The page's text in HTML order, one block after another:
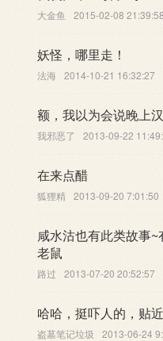
大金鱼 2015-02-08 21:39:58
妖怪，哪里走！
法海 2014-10-21 16:32:27
额，我以为会说晚上
我邪恶了 2013-09-22
在来点醋
狐狸精 2013-09-20 7:01:50
咸水沽也有此类故事
老鼠
路过 2013-07-20 20:52:57
哈哈，挺吓人的，贴
盗墓笔记垃圾 2013-06-24